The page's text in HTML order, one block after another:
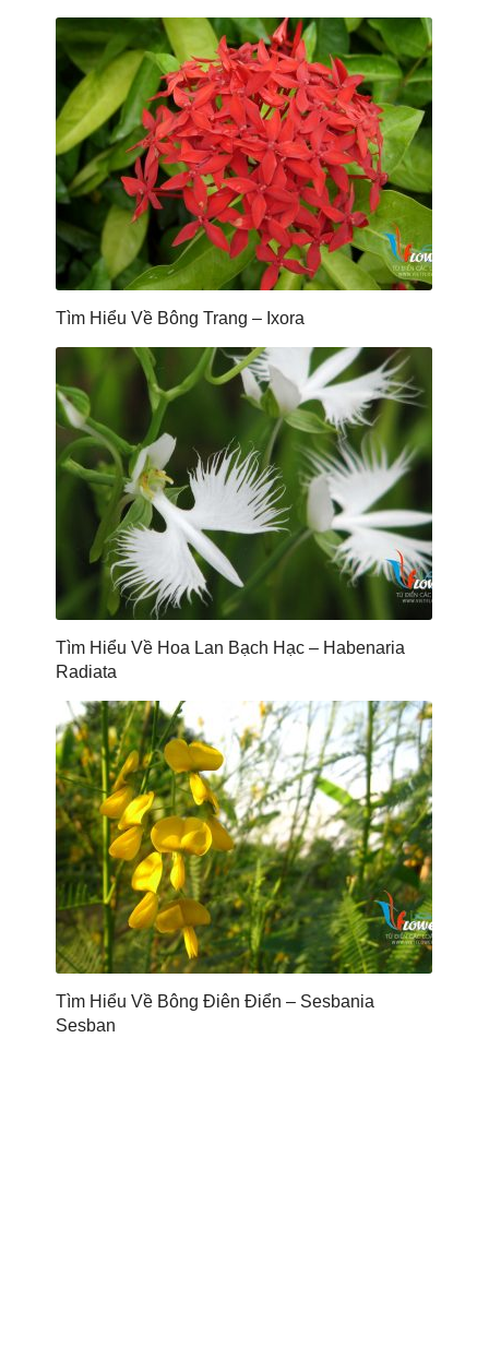
Tìm Hiểu Về Bông Trang – Ixora
Tìm Hiểu Về Hoa Lan Bạch Hạc – Habenaria
Radiata
Tìm Hiểu Về Bông Điên Điển – Sesbania
Sesban